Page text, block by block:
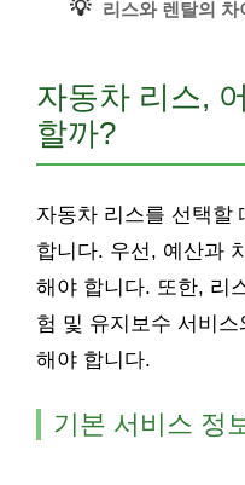
💡 리스와 렌탈의
자동차 리스,
할까?
자동차 리스를 선택할
합니다. 우선, 예산과
해야 합니다. 또한, 리
험 및 유지보수 서비
해야 합니다.
기본 서비스 정